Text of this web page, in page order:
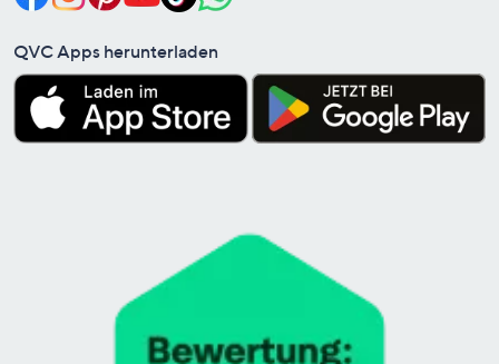
QVC Apps herunterladen